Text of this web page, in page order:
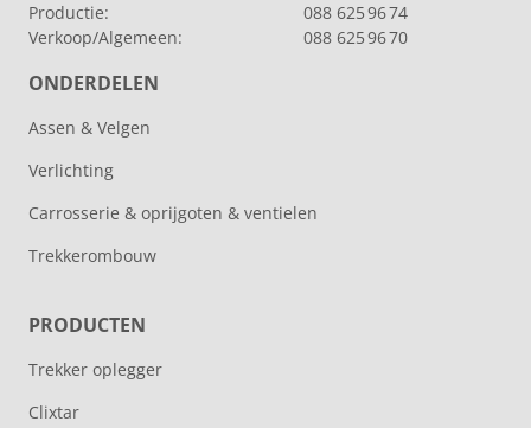
Productie:
088 625 96 74
Verkoop/Algemeen:
088 625 96 70
ONDERDELEN
Assen & Velgen
Verlichting
Carrosserie & oprijgoten & ventielen
Trekkerombouw
PRODUCTEN
Trekker oplegger
Clixtar